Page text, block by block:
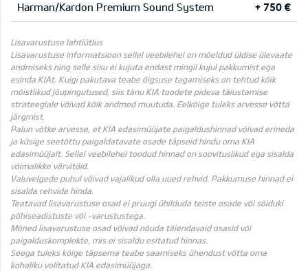
Harman/Kardon Premium Sound System + 750 €
Lisavarustuse lahtiütlus
Lisavarustuse informatsioon sellel veebilehel on mõeldud üldise ülevaate
andmiseks ning selle sisu ei kujuta endast mingil kujul pakkumist ega
esinda KIAt. Kuigi pakutava teabe õigsuse tagamiseks on tehtud kõik
mõistlikud jõupingutused, siis tänu KIA toodete pideva täiustamise
strateegiale võivad kõik andmed muutuda. Eelkõige tuleks arvesse võtta
järgmist.
Palun võtke arvesse, et KIA edasimüüjate paigaldushinnad võivad erineda
ja küsige seetõttu paigaldatavate osade täpseid hindu oma KIA
edasimüüjalt. Sellel veebilehel toodud hinnad on soovituslikud ega sisalda
võimalikke värvitöid.
Valuvelgede puhul võivad vajalikud olla uued rehvid. Pakkumuse hinnad ei
sisalda rehvide hinda.
Teatavad lisavarustuse osad ei pruugi ühilduda teiste osade või sõiduki
põhiseadistuste või -varustustega.
Mõned lisavarustuse osad võivad nõuda täiendavaid osasid või
paigalduskomplekte, mis ei sisaldu esitatud hinnas.
Seega tuleks kõige täpsema teabe saamiseks ühendust võtta oma
kohaliku volitatud KIA edasimüüjaga.